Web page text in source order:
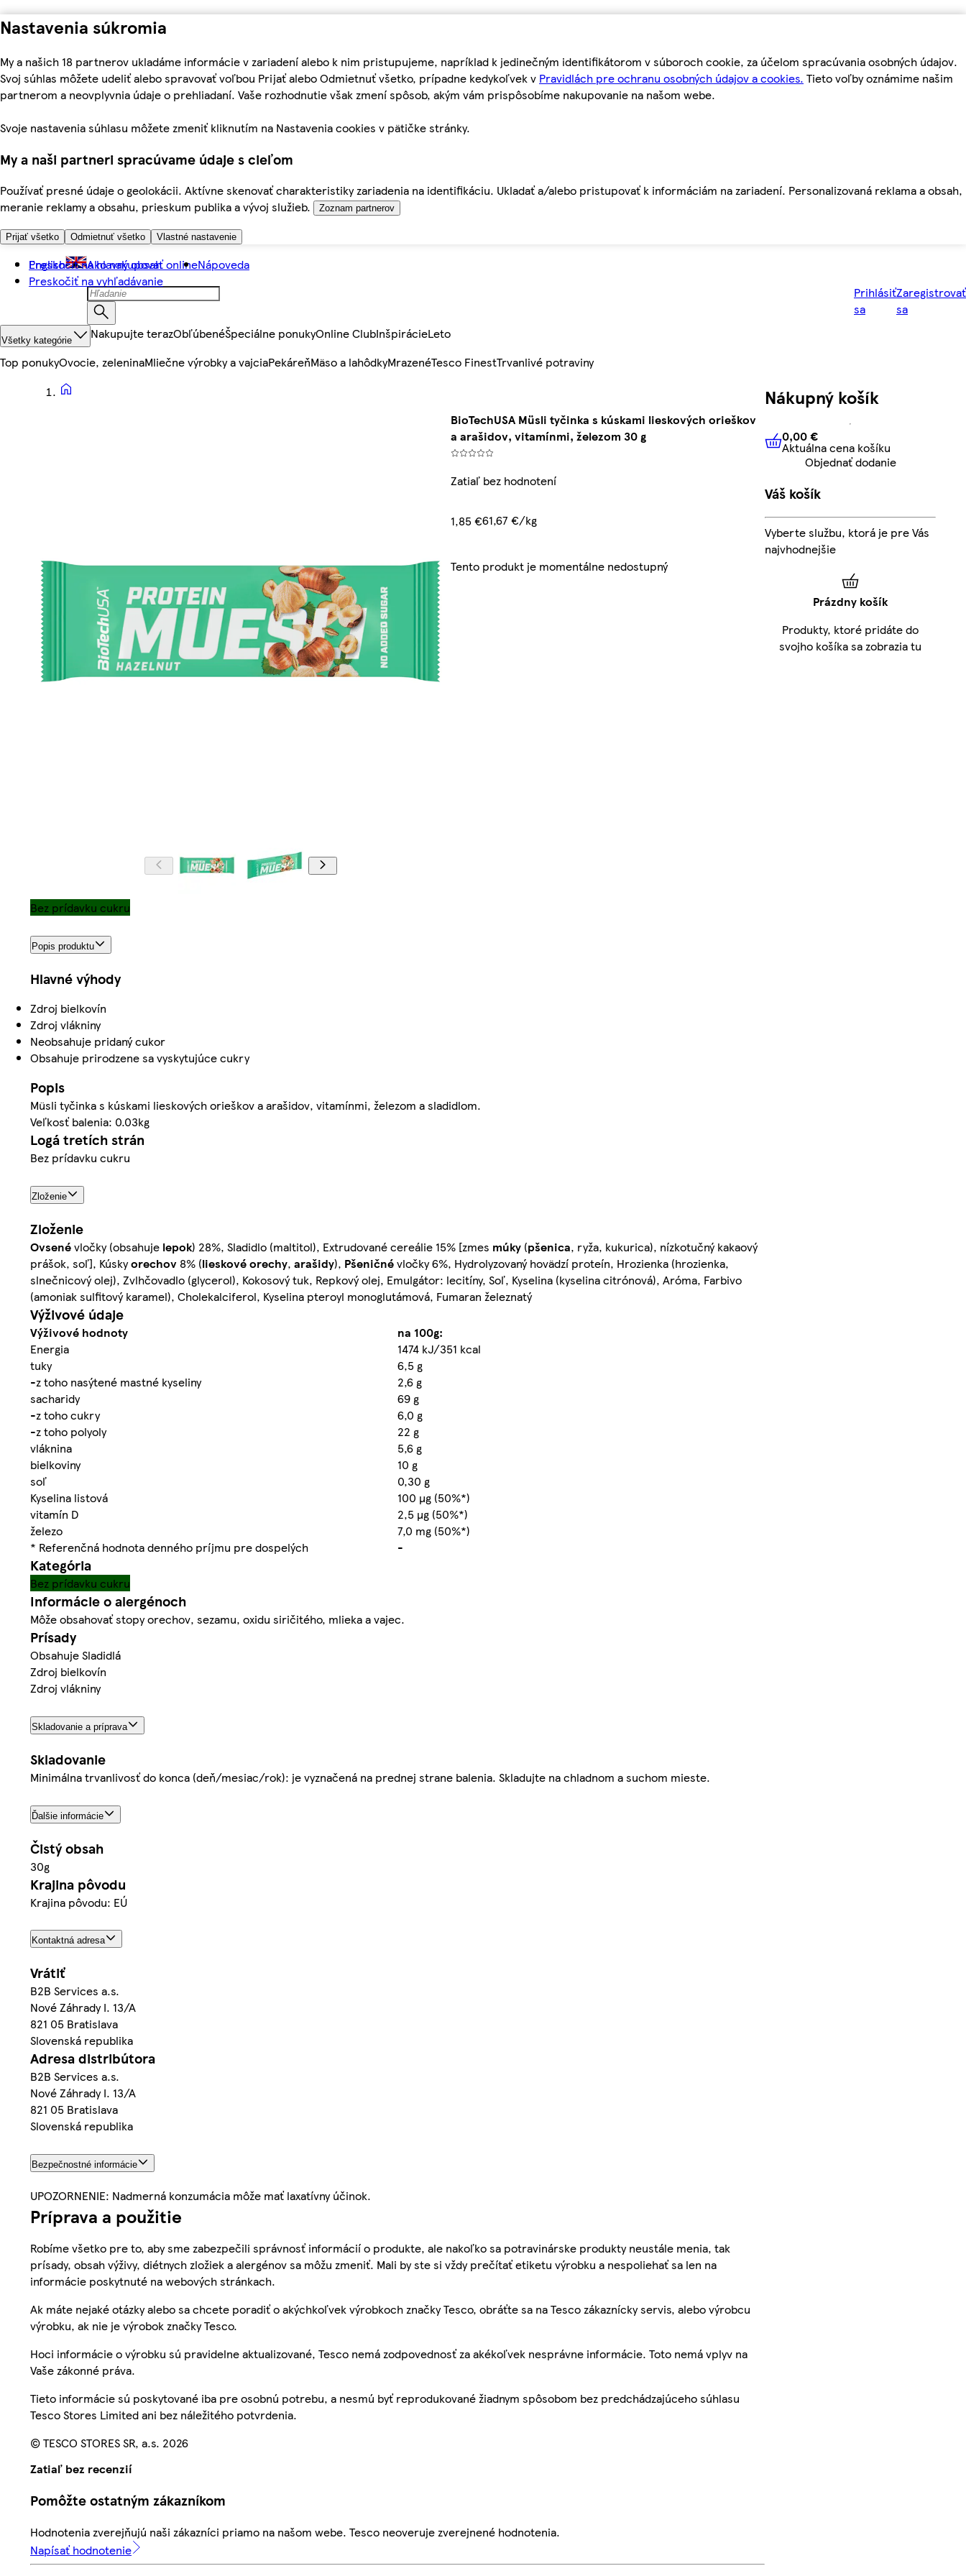
Nastavenia súkromia
My a našich 18 partnerov ukladáme informácie v zariadení alebo k nim pristupujeme, napríklad k jedinečným identifikátorom v súboroch cookie, za účelom spracúvania osobných údajov.
Svoj súhlas môžete udeliť alebo spravovať voľbou Prijať alebo Odmietnuť všetko, prípadne kedykoľvek v Pravidlách pre ochranu osobných údajov a cookies. Tieto voľby oznámime našim
partnerom a neovplyvnia údaje o prehliadaní. Vaše rozhodnutie však zmení spôsob, akým vám prispôsobíme nakupovanie na našom webe.
Svoje nastavenia súhlasu môžete zmeniť kliknutím na Nastavenia cookies v pätičke stránky.
My a naši partneri spracúvame údaje s cieľom
Používať presné údaje o geolokácii. Aktívne skenovať charakteristiky zariadenia na identifikáciu. Ukladať a/alebo pristupovať k informáciám na zariadení. Personalizovaná reklama a obsah,
meranie reklamy a obsahu, prieskum publika a vývoj služieb.
Zoznam partnerov
Prijať všetko Odmietnuť všetko Vlastné nastavenie
Preskočiť na hlavný obsah
Preskočiť na vyhľadávanie
English Ako nakupovať onlineNápoveda
Prihlásiť
sa
Zaregistrovať
sa
Všetky kategórie Nakupujte terazObľúbenéŠpeciálne ponukyOnline ClubInšpirácieLeto
Top ponukyOvocie, zeleninaMliečne výrobky a vajciaPekáreňMäso a lahôdkyMrazenéTesco FinestTrvanlivé potraviny
BioTechUSA Müsli tyčinka s kúskami lieskových orieškov
a arašidov, vitamínmi, železom 30 g
Zatiaľ bez hodnotení
1,85 €61,67 €/kg
Tento produkt je momentálne nedostupný
Bez prídavku cukru
Popis produktu
Hlavné výhody
Zdroj bielkovín
Zdroj vlákniny
Neobsahuje pridaný cukor
Obsahuje prirodzene sa vyskytujúce cukry
Popis
Müsli tyčinka s kúskami lieskových orieškov a arašidov, vitamínmi, železom a sladidlom.
Veľkosť balenia: 0.03kg
Logá tretích strán
Bez prídavku cukru
Zloženie
Zloženie
Ovsenévločky (obsahuje lepok) 28%, Sladidlo (maltitol), Extrudované cereálie 15% [zmes múky (pšenica, ryža, kukurica), nízkotučný kakaový
prášok, soľ], Kúskyorechov 8% (lieskové orechy, arašidy), Pšeničnévločky 6%, Hydrolyzovaný hovädzí proteín, Hrozienka (hrozienka,
slnečnicový olej), Zvlhčovadlo (glycerol), Kokosový tuk, Repkový olej, Emulgátor: lecitíny, Soľ, Kyselina (kyselina citrónová), Aróma, Farbivo
(amoniak sulfitový karamel), Cholekalciferol, Kyselina pteroyl monoglutámová, Fumaran železnatý
Výživové údaje
Výživové hodnoty
na 100g:
Energia
1474 kJ/351 kcal
tuky
6,5 g
-z toho nasýtené mastné kyseliny
2,6 g
sacharidy
69 g
-z toho cukry
6,0 g
-z toho polyoly
22 g
vláknina
5,6 g
bielkoviny
10 g
soľ
0,30 g
Kyselina listová
100 µg (50%*)
vitamín D
2,5 µg (50%*)
železo
7,0 mg (50%*)
* Referenčná hodnota denného príjmu pre dospelých
-
Kategória
Bez prídavku cukru
Informácie o alergénoch
Môže obsahovať stopy orechov, sezamu, oxidu siričitého, mlieka a vajec.
Prísady
Obsahuje Sladidlá
Zdroj bielkovín
Zdroj vlákniny
Skladovanie a príprava
Skladovanie
Minimálna trvanlivosť do konca (deň/mesiac/rok): je vyznačená na prednej strane balenia. Skladujte na chladnom a suchom mieste.
Ďalšie informácie
Čistý obsah
30g
Krajina pôvodu
Krajina pôvodu: EÚ
Kontaktná adresa
Vrátiť
B2B Services a.s.
Nové Záhrady I. 13/A
821 05 Bratislava
Slovenská republika
Adresa distribútora
B2B Services a.s.
Nové Záhrady I. 13/A
821 05 Bratislava
Slovenská republika
Bezpečnostné informácie
UPOZORNENIE: Nadmerná konzumácia môže mať laxatívny účinok.
Príprava a použitie
Robíme všetko pre to, aby sme zabezpečili správnosť informácií o produkte, ale nakoľko sa potravinárske produkty neustále menia, tak
prísady, obsah výživy, diétnych zložiek a alergénov sa môžu zmeniť. Mali by ste si vždy prečítať etiketu výrobku a nespoliehať sa len na
informácie poskytnuté na webových stránkach.
Ak máte nejaké otázky alebo sa chcete poradiť o akýchkoľvek výrobkoch značky Tesco, obráťte sa na Tesco zákaznícky servis, alebo výrobcu
výrobku, ak nie je výrobok značky Tesco.
Hoci informácie o výrobku sú pravidelne aktualizované, Tesco nemá zodpovednosť za akékoľvek nesprávne informácie. Toto nemá vplyv na
Vaše zákonné práva.
Tieto informácie sú poskytované iba pre osobnú potrebu, a nesmú byť reprodukované žiadnym spôsobom bez predchádzajúceho súhlasu
Tesco Stores Limited ani bez náležitého potvrdenia.
© TESCO STORES SR, a.s. 2026
Zatiaľ bez recenzií
Pomôžte ostatným zákazníkom
Hodnotenia zverejňujú naši zákazníci priamo na našom webe. Tesco neoveruje zverejnené hodnotenia.
Napísať hodnotenie
Nákupný košík
0,00 € Aktuálna cena košíku
0,00 €
Aktuálna cena košíku
Objednať dodanie
Váš košík
Vyberte službu, ktorá je pre Vás
najvhodnejšie
Prázdny košík
Produkty, ktoré pridáte do
svojho košíka sa zobrazia tu